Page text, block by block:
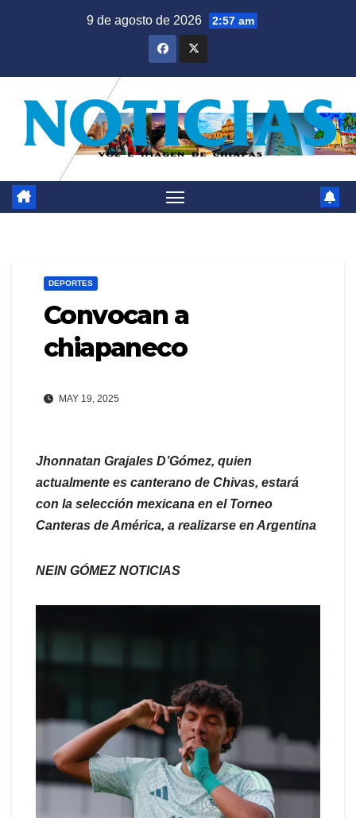
9 de agosto de 2026 2:57 am
DEPORTES
Convocan a
chiapaneco
MAY 19, 2025
Jhonnatan Grajales D’Gómez, quien
actualmente es canterano de Chivas, estará
con la selección mexicana en el Torneo
Canteras de América, a realizarse en Argentina
NEIN GÓMEZ NOTICIAS